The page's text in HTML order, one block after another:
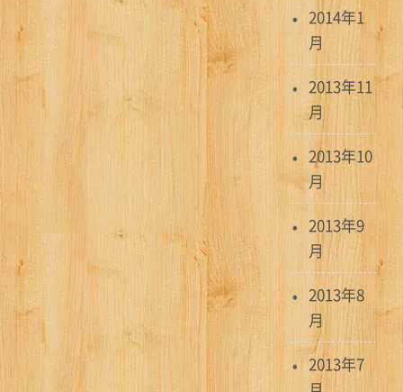
2014年1
月
2013年11
月
2013年10
月
2013年9
月
2013年8
月
2013年7